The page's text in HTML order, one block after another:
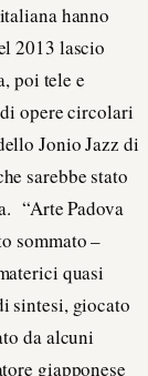
hanno
2013 lascio
poi tele e
opere circolari
Jonio Jazz di
sarebbe stato
“Arte Padova
sommato –
quasi
sintesi, giocato
da alcuni
giapponese